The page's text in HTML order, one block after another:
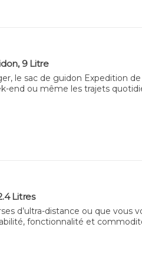
9 Litre
le sac de guidon Expedition
end ou même les trajets
Litres
d’ultra-distance ou que vous
fonctionnalité et